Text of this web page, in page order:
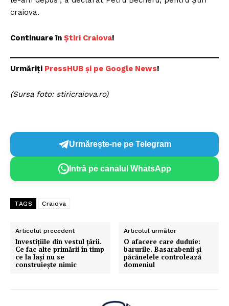
craiova.
Continuare în Știri Craiova!
Urmăriți PressHUB și pe Google News!
(Sursa foto: stiricraiova.ro)
Urmărește-ne pe Telegram
Intră pe canalul WhatsApp
TAGS Craiova
Articolul precedent
Investițiile din vestul țării.
Ce fac alte primării în timp
ce la Iași nu se
construiește nimic
Articolul următor
O afacere care duduie:
barurile. Basarabenii şi
păcănelele controlează
domeniul